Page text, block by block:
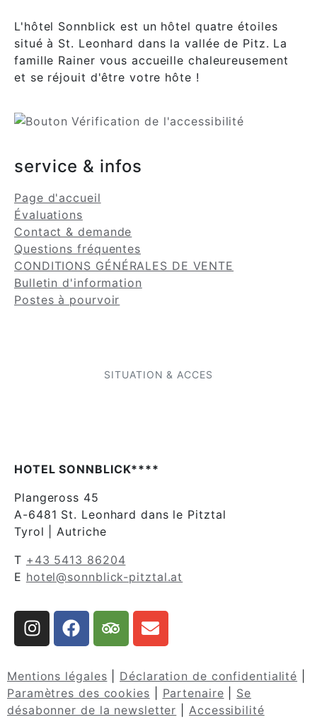
L'hôtel Sonnblick est un hôtel quatre étoiles
situé à St. Leonhard dans la vallée de Pitz. La
famille Rainer vous accueille chaleureusement
et se réjouit d'être votre hôte !
service & infos
Page d'accueil
Évaluations
Contact & demande
Questions fréquentes
CONDITIONS GÉNÉRALES DE VENTE
Bulletin d'information
Postes à pourvoir
SITUATION & ACCES
HOTEL SONNBLICK****
Plangeross 45
A-6481 St. Leonhard dans le Pitztal
Tyrol | Autriche
T +43 5413 86204
E hotel@sonnblick-pitztal.at
Mentions légales Déclaration de confidentialité
Paramètres des cookies
Partenaire
Se
désabonner de la newsletter
Accessibilité